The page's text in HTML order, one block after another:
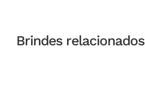
Brindes relacionados